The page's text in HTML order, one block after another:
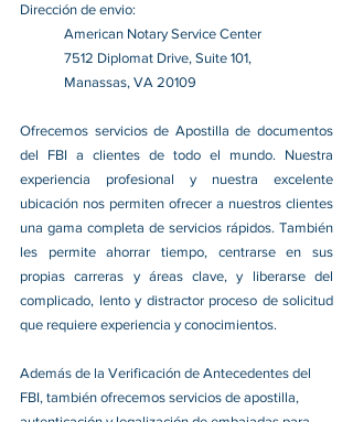
Dirección de envio:
American Notary Service Center
7512 Diplomat Drive, Suite 101,
Manassas, VA 20109
Ofrecemos servicios de Apostilla de documentos
del FBI a clientes de todo el mundo. Nuestra
experiencia profesional y nuestra excelente
ubicación nos permiten ofrecer a nuestros clientes
una gama completa de servicios rápidos. También
les permite ahorrar tiempo, centrarse en sus
propias carreras y áreas clave, y liberarse del
complicado, lento y distractor proceso de solicitud
que requiere experiencia y conocimientos.
Además de la Verificación de Antecedentes del
FBI, también ofrecemos servicios de apostilla,